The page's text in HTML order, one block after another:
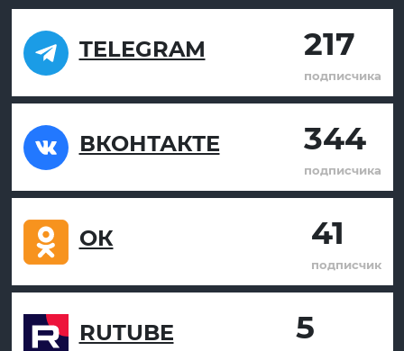
TELEGRAM 217
подписчика
ВКОНТАКТЕ 344
подписчика
ОК 41
подписчик
RUTUBE 5